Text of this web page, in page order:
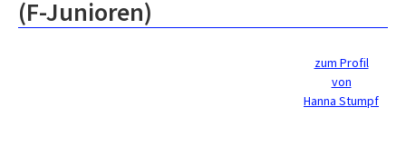
(F-Junioren)
zum Profil
von
Hanna Stumpf